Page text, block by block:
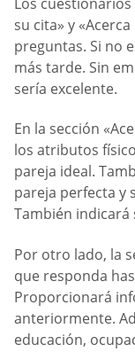
su cita» y
preguntas. Si no
más tarde. Sin
sería excelente.
En la sección
los atributos
pareja ideal.
pareja perfecta y
También indicará
Por otro lado, la
que responda
Proporcionará
anteriormente.
educación,